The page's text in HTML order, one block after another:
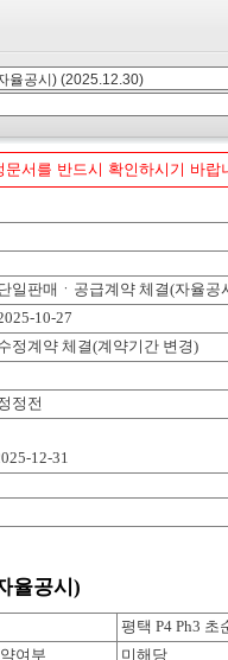
서를 반드시 확인하시기 바랍